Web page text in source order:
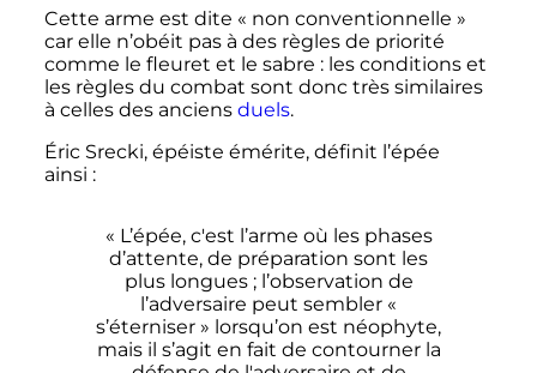
Cette arme est dite « non conventionnelle »
car elle n’obéit pas à des règles de priorité
comme le fleuret et le sabre : les conditions et
les règles du combat sont donc très similaires
à celles des anciens duels.
Éric Srecki, épéiste émérite, définit l’épée
ainsi :
« L’épée, c'est l’arme où les phases
d’attente, de préparation sont les
plus longues ; l’observation de
l’adversaire peut sembler «
s’éterniser » lorsqu’on est néophyte,
mais il s’agit en fait de contourner la